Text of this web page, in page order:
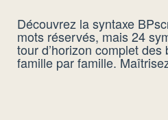
Découvrez la syntaxe
mots réservés, mais 24
tour d’horizon complet
famille par famille.